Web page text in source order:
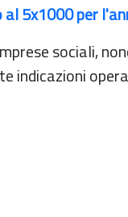
5x1000 per
sociali,
indicazioni